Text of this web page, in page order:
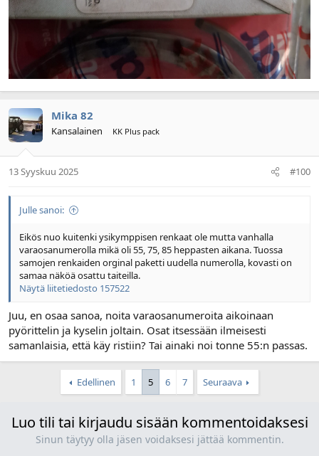
Mika 82
Kansalainen KK Plus pack
13 Syyskuu 2025 #100
Julle sanoi:
Eikös nuo kuitenki ysikymppisen renkaat ole mutta vanhalla
varaosanumerolla mikä oli 55, 75, 85 heppasten aikana. Tuossa
samojen renkaiden orginal paketti uudella numerolla, kovasti on
samaa näköä osattu taiteilla.
Näytä liitetiedosto 157522
Juu, en osaa sanoa, noita varaosanumeroita aikoinaan
pyörittelin ja kyselin joltain. Osat itsessään ilmeisesti
samanlaisia, että käy ristiin? Tai ainaki noi tonne 55:n passas.
Edellinen 1 5 6 7 Seuraava
Luo tili tai kirjaudu sisään kommentoidaksesi
Sinun täytyy olla jäsen voidaksesi jättää kommentin.